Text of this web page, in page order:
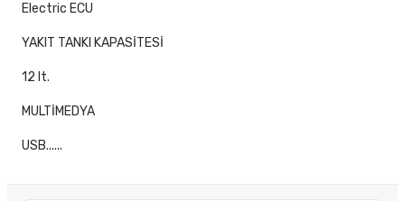
Electric ECU
YAKIT TANKI KAPASİTESİ
12 lt.
MULTİMEDYA
USB......